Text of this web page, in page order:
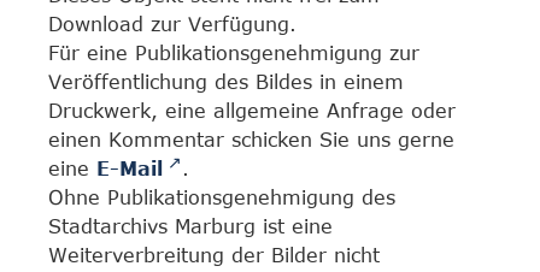
Download zur Verfügung.
Für eine Publikationsgenehmigung zur
Veröffentlichung des Bildes in einem
Druckwerk, eine allgemeine Anfrage oder
einen Kommentar schicken Sie uns gerne
eine E-Mail
.
Ohne Publikationsgenehmigung des
Stadtarchivs Marburg ist eine
Weiterverbreitung der Bilder nicht